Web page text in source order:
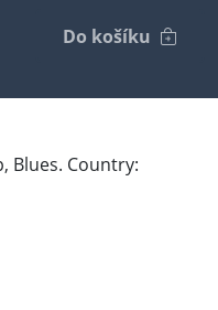
Do košíku
Blues. Country: